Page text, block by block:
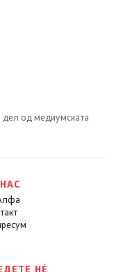
дел од медиумската
НÉ